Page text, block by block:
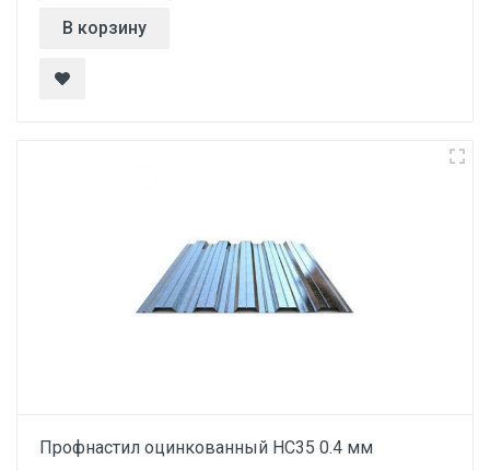
В корзину
Профнастил оцинкованный НС35 0.4 мм